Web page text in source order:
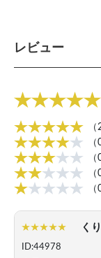
レビュー
（
（
（
（
（
く
ID:44978